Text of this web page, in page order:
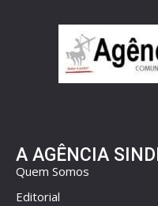
A AGÊNCIA
Quem Somos
Editorial